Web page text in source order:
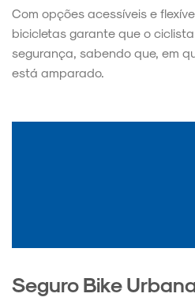
Com opções acessíveis e
bicicletas garante que o
segurança, sabendo que, em
está amparado.
Seguro Bike